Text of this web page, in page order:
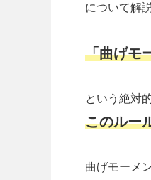
について解
「曲げモ
という絶対
このルー
曲げモーメ